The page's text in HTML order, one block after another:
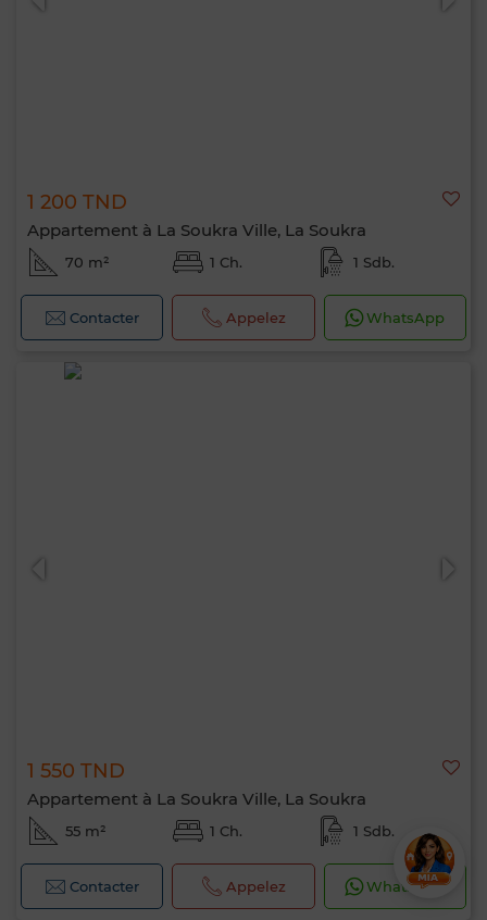
1 200 TND
Appartement à La Soukra Ville, La Soukra
70 m² 1 Ch. 1 Sdb.
Contacter Appelez WhatsApp
1 550 TND
Appartement à La Soukra Ville, La Soukra
55 m² 1 Ch. 1 Sdb.
Contacter Appelez WhatsApp